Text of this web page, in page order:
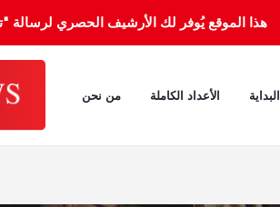
هذا الموقع يُوفر لك الأرشيف الحصري لرسالة "تونس نيوز"
البداية الأعداد الكاملة من نحن